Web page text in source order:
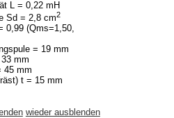
L = 0,22 mH
Sd = 2,8 cm2
0,99 (Qms=1,50,
= 19 mm
mm
45 mm
t = 15 mm
wieder ausblenden